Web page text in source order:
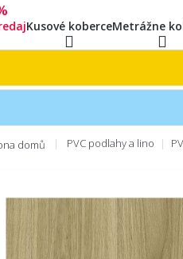
Kusové koberceMetrážne
PVC podlahy a lino